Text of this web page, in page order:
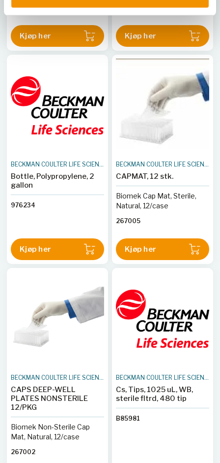
A67424
Kjøp her
A87508
Kjøp her
BECKMAN COULTER LIFE SCIENCES
Bottle, Polypropylene, 2
gallon
976234
Kjøp her
BECKMAN COULTER LIFE SCIENCES
CAPMAT, 12 stk.
Biomek Cap Mat, Sterile,
Natural, 12/case
267005
Kjøp her
BECKMAN COULTER LIFE SCIENCES
CAPS DEEP-WELL
PLATES NONSTERILE
12/PKG
Biomek Non-Sterile Cap
Mat, Natural, 12/case
267002
BECKMAN COULTER LIFE SCIENCES
Cs, Tips, 1025 uL, WB,
sterile fltrd, 480 tip
B85981